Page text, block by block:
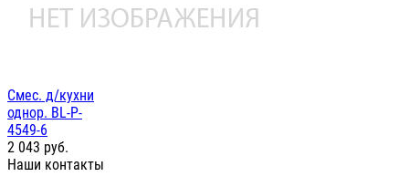
Смес. д/кухни
однор. BL-P-
4549-6
2 043 руб.
Наши контакты